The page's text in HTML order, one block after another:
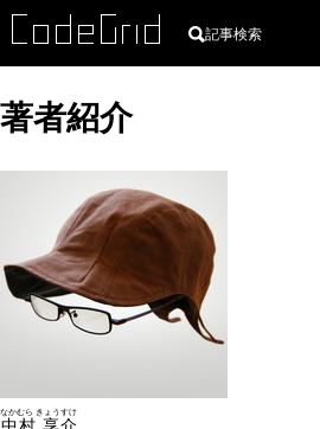
記事検索
著者紹介
中村 享介
なかむら きょうすけ